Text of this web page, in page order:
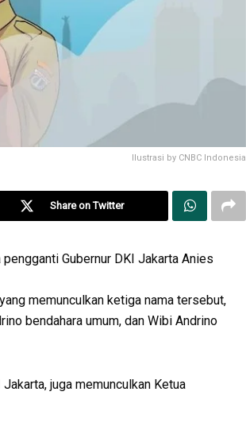
Ilustrasi by CNBC Indonesia
Share on Twitter
Gubernur DKI Jakarta Anies
memunculkan ketiga nama tersebut,
bendahara umum, dan Wibi Andrino
juga memunculkan Ketua